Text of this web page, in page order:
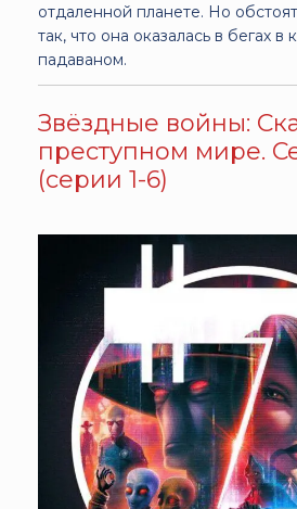
отдаленной планете. Но
так, что она оказалась в бегах
падаваном.
Звёздные войны:
преступном мире.
(серии 1-6)